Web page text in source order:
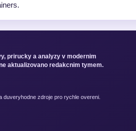
prirucky a analyzy v modernim
aktualizovano redakcnim tymem.
duveryhodne zdroje pro rychle overeni.